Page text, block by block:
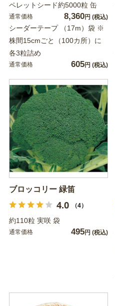
ペレットシード約5000粒 缶
通常価格 8,360円 (税込)
シーダーテープ （17m）袋 ※
株間15cmごと（100カ所）に
各3粒詰め
通常価格 605円 (税込)
ブロッコリー 緑笛
4.0 （4）
約110粒 実咲 袋
通常価格 495円 (税込)